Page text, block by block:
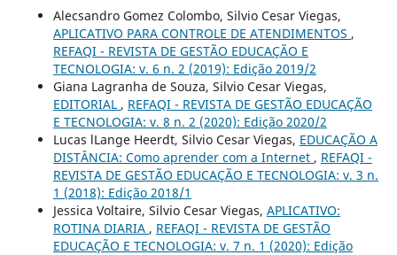
Alecsandro Gomez Colombo, Silvio Cesar Viegas,
APLICATIVO PARA CONTROLE DE ATENDIMENTOS ,
REFAQI - REVISTA DE GESTÃO EDUCAÇÃO E
TECNOLOGIA: v. 6 n. 2 (2019): Edição 2019/2
Giana Lagranha de Souza, Silvio Cesar Viegas,
EDITORIAL , REFAQI - REVISTA DE GESTÃO EDUCAÇÃO
E TECNOLOGIA: v. 8 n. 2 (2020): Edição 2020/2
Lucas lLange Heerdt, Silvio Cesar Viegas, EDUCAÇÃO A
DISTÂNCIA: Como aprender com a Internet , REFAQI -
REVISTA DE GESTÃO EDUCAÇÃO E TECNOLOGIA: v. 3 n.
1 (2018): Edição 2018/1
Jessica Voltaire, Silvio Cesar Viegas, APLICATIVO:
ROTINA DIARIA , REFAQI - REVISTA DE GESTÃO
EDUCAÇÃO E TECNOLOGIA: v. 7 n. 1 (2020): Edição